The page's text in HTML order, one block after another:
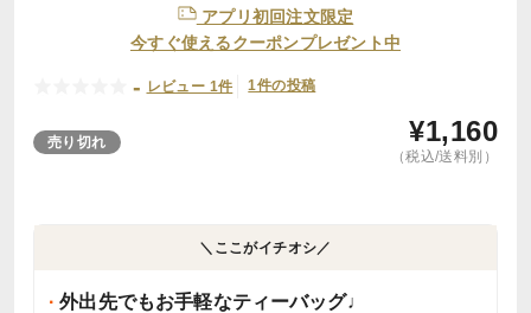
アプリ初回注文限定
今すぐ使えるクーポンプレゼント中
- レビュー 1件 1件の投稿
売り切れ ¥1,160
（税込/送料別）
＼ここがイチオシ／
外出先でもお手軽なティーバッグ♩